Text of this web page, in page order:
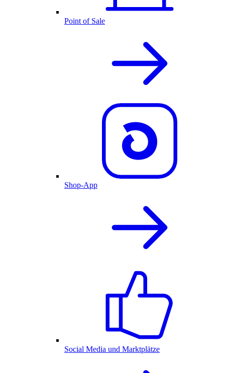
Point of Sale
Shop-App
Social Media und Marktplätze